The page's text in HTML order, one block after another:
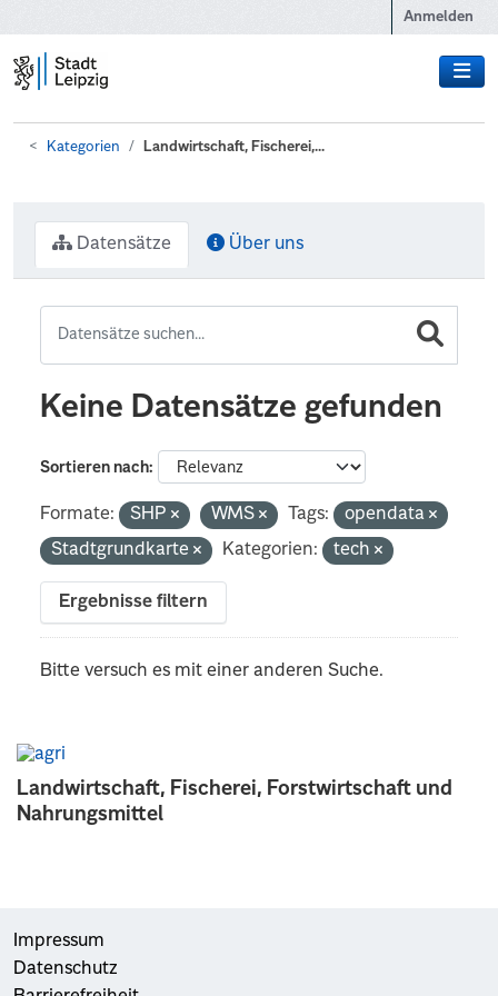
Anmelden
Kategorien Landwirtschaft, Fischerei,...
Landwirtschaft, Fischerei, Forstwirtschaft und
Nahrungsmittel
Datensätze Über uns
Keine Datensätze gefunden
Sortieren nach
Formate: SHP WMS Tags:
opendata
Stadtgrundkarte
Kategorien: tech
Ergebnisse filtern
Bitte versuch es mit einer anderen Suche.
Impressum
Datenschutz